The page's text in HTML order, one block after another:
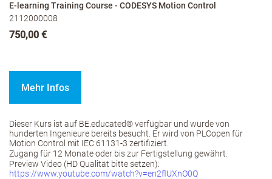
E-learning Training Course - CODESYS Motion Control
2112000008
750,00 €
Mehr Infos
Dieser Kurs ist auf BE.educated® verfügbar und wurde von
hunderten Ingenieure bereits besucht. Er wird von PLCopen für
Motion Control mit IEC 61131-3 zertifiziert.
Zugang für 12 Monate oder bis zur Fertigstellung gewährt.
Preview Video (HD Qualität bitte setzen):
https://www.youtube.com/watch?v=en2flUXnO0Q